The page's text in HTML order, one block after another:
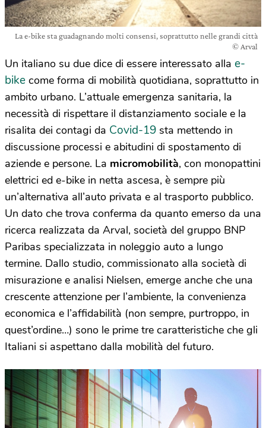
La e-bike sta guadagnando molti consensi, soprattutto nelle grandi città
© Arval
Un italiano su due dice di essere interessato alla e-
bike come forma di mobilità quotidiana, soprattutto in
ambito urbano. L’attuale emergenza sanitaria, la
necessità di rispettare il distanziamento sociale e la
risalita dei contagi da Covid-19 sta mettendo in
discussione processi e abitudini di spostamento di
aziende e persone. La micromobilità, con monopattini
elettrici ed e-bike in netta ascesa, è sempre più
un’alternativa all’auto privata e al trasporto pubblico.
Un dato che trova conferma da quanto emerso da una
ricerca realizzata da Arval, società del gruppo BNP
Paribas specializzata in noleggio auto a lungo
termine. Dallo studio, commissionato alla società di
misurazione e analisi Nielsen, emerge anche che una
crescente attenzione per l’ambiente, la convenienza
economica e l’affidabilità (non sempre, purtroppo, in
quest’ordine…) sono le prime tre caratteristiche che gli
Italiani si aspettano dalla mobilità del futuro.